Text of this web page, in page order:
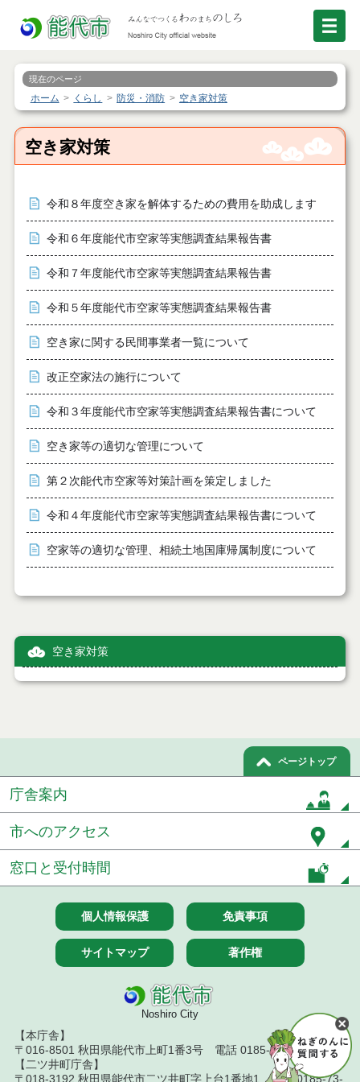
現在のページ
ホーム くらし 防災・消防 空き家対策
空き家対策
令和８年度空き家を解体するための費用を助成します
令和６年度能代市空家等実態調査結果報告書
令和７年度能代市空家等実態調査結果報告書
令和５年度能代市空家等実態調査結果報告書
空き家に関する民間事業者一覧について
改正空家法の施行について
令和３年度能代市空家等実態調査結果報告書について
空き家等の適切な管理について
第２次能代市空家等対策計画を策定しました
令和４年度能代市空家等実態調査結果報告書について
空家等の適切な管理、相続土地国庫帰属制度について
空き家対策
ページトップ
庁舎案内
市へのアクセス
窓口と受付時間
個人情報保護 免責事項
サイトマップ 著作権
Noshiro City
【本庁舎】
〒016-8501 秋田県能代市上町1番3号 電話 0185-52-2111
【二ツ井町庁舎】
〒018-3192 秋田県能代市二ツ井町字上台1番地1 電話 0185-73-